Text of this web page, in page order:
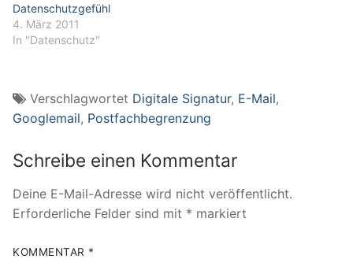
Datenschutzgefühl
4. März 2011
In "Datenschutz"
Verschlagwortet Digitale Signatur, E-Mail,
Googlemail, Postfachbegrenzung
Schreibe einen Kommentar
Deine E-Mail-Adresse wird nicht veröffentlicht.
Erforderliche Felder sind mit * markiert
KOMMENTAR *